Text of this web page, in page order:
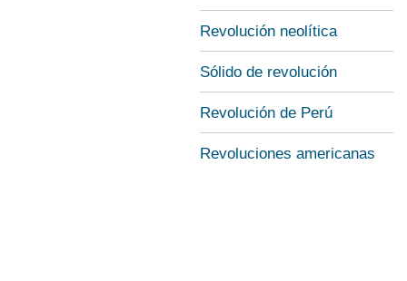
Revolución neolítica
Sólido de revolución
Revolución de Perú
Revoluciones americanas